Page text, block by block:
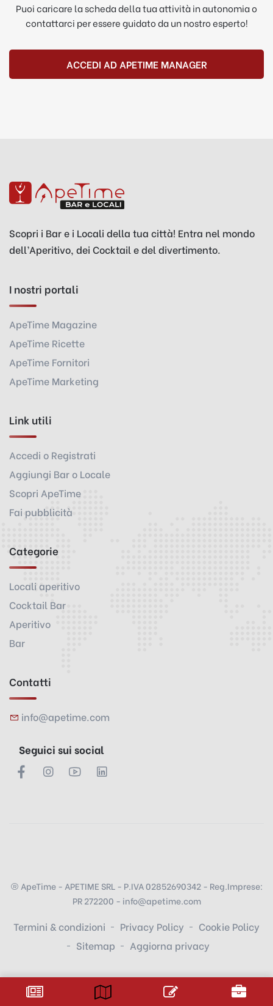
Puoi caricare la scheda della tua attività in autonomia o
contattarci per essere guidato da un nostro esperto!
ACCEDI AD APETIME MANAGER
Scopri i Bar e i Locali della tua città! Entra nel mondo
dell’Aperitivo, dei Cocktail e del divertimento.
I nostri portali
ApeTime Magazine
ApeTime Ricette
ApeTime Fornitori
ApeTime Marketing
Link utili
Accedi o Registrati
Aggiungi Bar o Locale
Scopri ApeTime
Fai pubblicità
Categorie
Locali aperitivo
Cocktail Bar
Aperitivo
Bar
Contatti
info@apetime.com
Seguici sui social
ApeTime - APETIME SRL - P.IVA 02852690342 - Reg.Imprese:
PR 272200 - info@apetime.com
Termini & condizioni Privacy Policy
Cookie Policy
Sitemap
Aggiorna privacy